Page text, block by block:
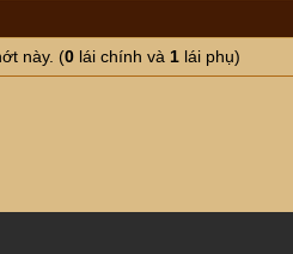
này. (0 lái chính và 1 lái phụ)